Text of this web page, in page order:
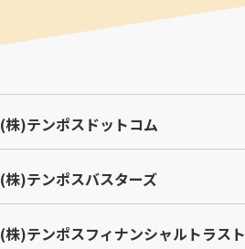
(株)テンポスドットコム
(株)テンポスバスターズ
(株)テンポスフィナンシャルトラスト